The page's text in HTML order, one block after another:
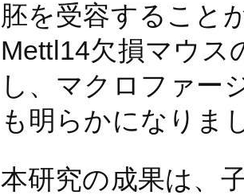
胚を受容すること
Mettl14欠損マウス
し、マクロファー
も明らかになりま
本研究の成果は、